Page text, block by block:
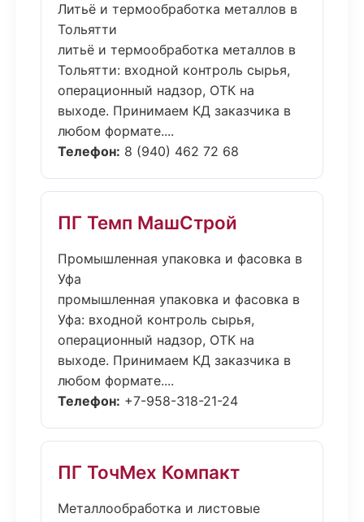
Литьё и термообработка металлов в
Тольятти
литьё и термообработка металлов в
Тольятти: входной контроль сырья,
операционный надзор, ОТК на
выходе. Принимаем КД заказчика в
любом формате....
Телефон: 8 (940) 462 72 68
ПГ Темп МашСтрой
Промышленная упаковка и фасовка в
Уфа
промышленная упаковка и фасовка в
Уфа: входной контроль сырья,
операционный надзор, ОТК на
выходе. Принимаем КД заказчика в
любом формате....
Телефон: +7-958-318-21-24
ПГ ТочМех Компакт
Металлообработка и листовые